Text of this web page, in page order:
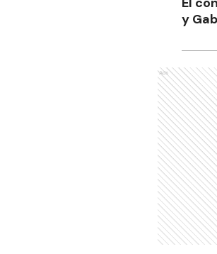
y
Ads